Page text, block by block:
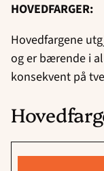
HOVEDFARGER:
Hovedfargene
og er bærende i
konsekvent på